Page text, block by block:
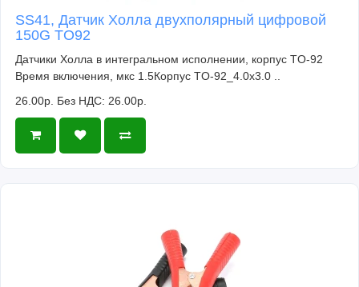
SS41, Датчик Холла двухполярный цифровой
150G TO92
Датчики Холла в интегральном исполнении, корпус TO-92
Время включения, мкс 1.5Корпус TO-92_4.0x3.0 ..
26.00р. Без НДС: 26.00р.